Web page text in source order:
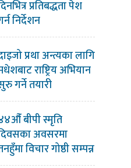
प्रतिबद्धता पेश
निर्देशन
प्रथा अन्त्यका लागि
राष्ट्रिय अभियान
गर्ने तयारी
बीपी स्मृति
अवसरमा
विचार गोष्ठी सम्पन्न